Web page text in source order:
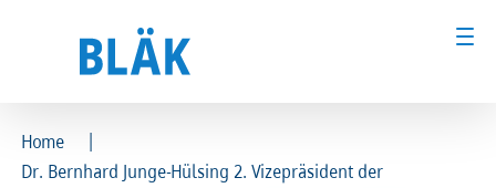
Ärztinnen und Ärzte
Ärztinnen und Ärzte
Home
|
Dr. Bernhard Junge-Hülsing 2. Vizepräsident der